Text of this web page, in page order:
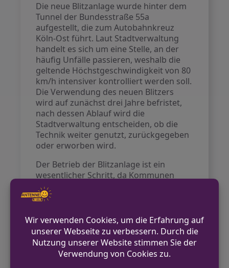
Die neue Blitzanlage wurde hinter dem
Tunnel der Bundesstraße 55a
aufgestellt, die zum Autobahnkreuz
Köln-Ost führt. Laut Stadtverwaltung
handelt es sich um eine Stelle, an der
häufig Unfälle passieren, weshalb die
geltende Höchstgeschwindigkeit von 80
km/h intensiver kontrolliert werden soll.
Die Verwendung des neuen Blitzers
wird auf zunächst drei Jahre befristet,
nach dessen Ablauf wird die
Stadtverwaltung entscheiden, ob die
Technik weiter genutzt, zurückgegeben
oder erworben wird.
Der Betrieb der Blitzanlage ist ein
wesentlicher Schritt, da Kommunen
Geschwindigkeitskontrollen in der Regel
nur mit stationären Messanlagen
eine Herausforderung dar,
insbesondere an Orten wie der
Zoobrücke, wo das Tempolimit häufig
überschritten wird und bisher keine
regelmäßige Kontrolle stattgefunden